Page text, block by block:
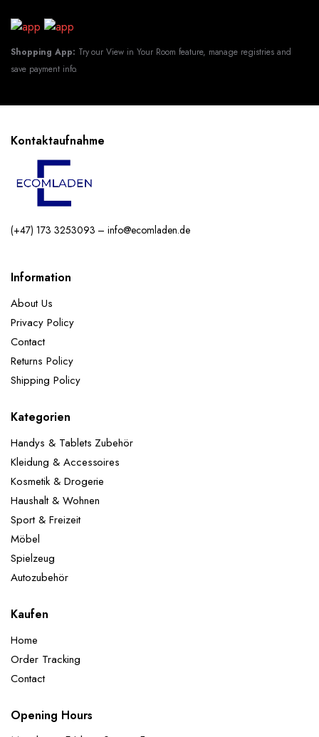
Shopping App: Try our View in Your Room feature, manage registries and
save payment info.
Kontaktaufnahme
(+47) 173 3253093 – info@ecomladen.de
Information
About Us
Privacy Policy
Contact
Returns Policy
Shipping Policy
Kategorien
Handys & Tablets Zubehör
Kleidung & Accessoires
Kosmetik & Drogerie
Haushalt & Wohnen
Sport & Freizeit
Möbel
Spielzeug
Autozubehör
Kaufen
Home
Order Tracking
Contact
Opening Hours